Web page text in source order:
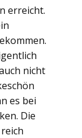
erreicht.
nicht
es bei
Die